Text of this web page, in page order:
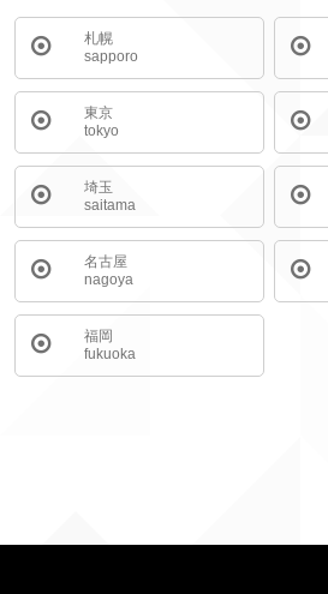
札幌
sapporo
東京
tokyo
埼玉
saitama
名古屋
nagoya
福岡
fukuoka